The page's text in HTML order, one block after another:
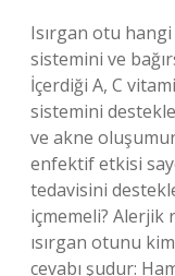
Isırgan otu
sistemini ve
İçerdiği A, C
sistemini
ve akne
enfektif etkisi
tedavisini
içmemeli? Alerjik
ısırgan otunu
cevabı şudur: